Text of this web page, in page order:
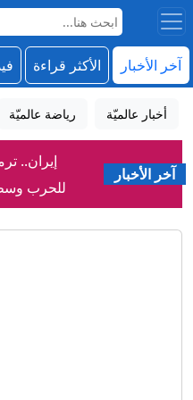
آخر الأخبار الأكثر قراءة
أخبار عالميّة رياضة عالميّة
آخر الأخبار
إيران..
للحرب
رواج